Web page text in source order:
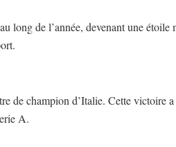
long de l’année, devenant une
de champion d’Italie. Cette victoire
A.